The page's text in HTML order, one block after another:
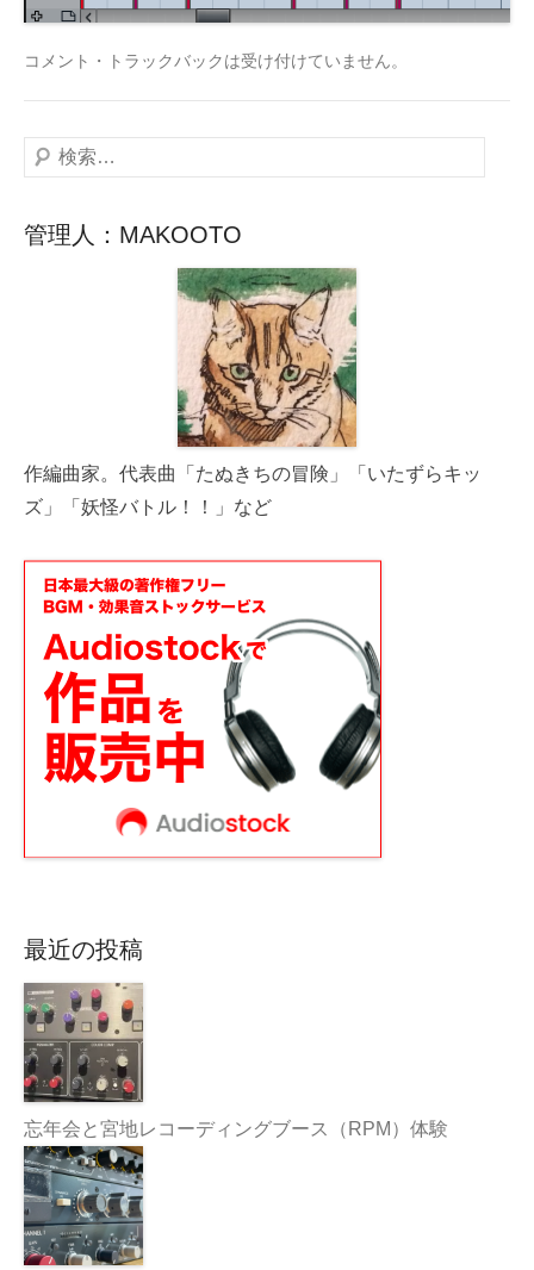
コメント・トラックバックは受け付けていません。
検
管理人：MAKOOTO
作編曲家。代表曲「たぬきちの冒険」「いたずらキッ
ズ」「妖怪バトル！！」など
最近の投稿
忘年会と宮地レコーディングブース（RPM）体験